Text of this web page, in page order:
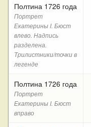
Полтина 1726 года
Портрет
Екатерины I. Бюст
влево. Надпись
разделена.
Трилистники/точки в
легенде
Полтина 1726 года
Портрет
Екатерины I. Бюст
вправо